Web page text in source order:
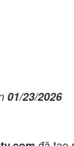
01/23/2026